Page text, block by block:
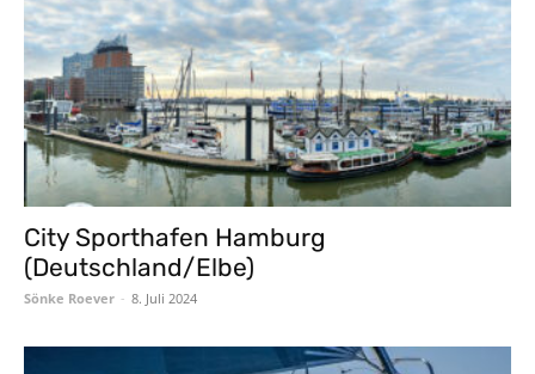
City Sporthafen Hamburg
(Deutschland/Elbe)
Sönke Roever - 8. Juli 2024